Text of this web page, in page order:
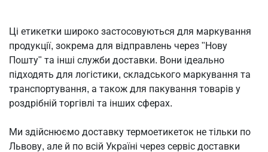
Ці етикетки широко застосовуються для маркування
продукції, зокрема для відправлень через "Нову
Пошту" та інші служби доставки. Вони ідеально
підходять для логістики, складського маркування та
транспортування, а також для пакування товарів у
роздрібній торгівлі та інших сферах.
Ми здійснюємо доставку термоетикеток не тільки по
Львову, але й по всій Україні через сервіс доставки